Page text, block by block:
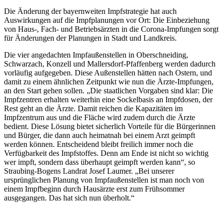
Die Änderung der bayernweiten Impfstrategie hat auch
Auswirkungen auf die Impfplanungen vor Ort: Die Einbeziehung
von Haus-, Fach- und Betriebsärzten in die Corona-Impfungen sorgt
für Änderungen der Planungen in Stadt und Landkreis.
Die vier angedachten Impfaußenstellen in Oberschneiding,
Schwarzach, Konzell und Mallersdorf-Pfaffenberg werden dadurch
vorläufig aufgegeben. Diese Außenstellen hätten nach Ostern, und
damit zu einem ähnlichen Zeitpunkt wie nun die Ärzte-Impfungen,
an den Start gehen sollen. „Die staatlichen Vorgaben sind klar: Die
Impfzentren erhalten weiterhin eine Sockelbasis an Impfdosen, der
Rest geht an die Ärzte. Damit reichen die Kapazitäten im
Impfzentrum aus und die Fläche wird zudem durch die Ärzte
bedient. Diese Lösung bietet sicherlich Vorteile für die Bürgerinnen
und Bürger, die dann auch heimatnah bei einem Arzt geimpft
werden können. Entscheidend bleibt freilich immer noch die
Verfügbarkeit des Impfstoffes. Denn am Ende ist nicht so wichtig
wer impft, sondern dass überhaupt geimpft werden kann“, so
Straubing-Bogens Landrat Josef Laumer. „Bei unserer
ursprünglichen Planung von Impfaußenstellen ist man noch von
einem Impfbeginn durch Hausärzte erst zum Frühsommer
ausgegangen. Das hat sich nun überholt.“